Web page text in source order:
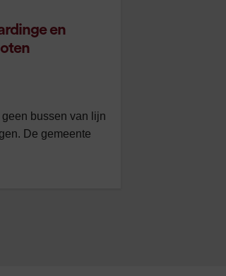
en
bussen van lijn
De gemeente